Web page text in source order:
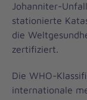
Johanniter-
stationierte
die
zertifiziert.
Die WHO-
internationale